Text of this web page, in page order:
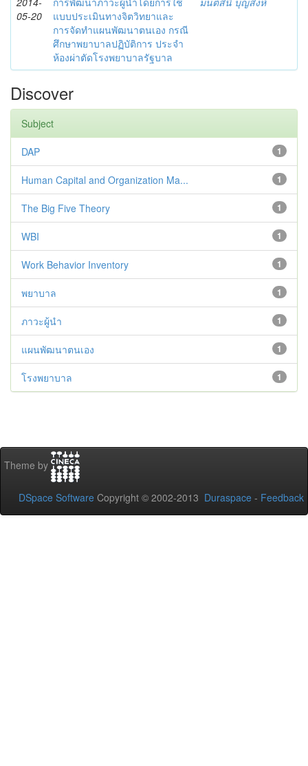
05-20
แบบประเมินทางจิตวิทยาและ
การจัดทำแผนพัฒนาตนเอง กรณี
ศึกษาพยาบาลปฏิบัติการ ประจำ
ห้องผ่าตัดโรงพยาบาลรัฐบาล
Discover
Subject
1
DAP
1
Human Capital and Organization Ma...
1
The Big Five Theory
1
WBI
1
Work Behavior Inventory
1
พยาบาล
1
ภาวะผู้นำ
1
แผนพัฒนาตนเอง
1
โรงพยาบาล
Theme by
DSpace Software Copyright © 2002-2013 Duraspace - Feedback